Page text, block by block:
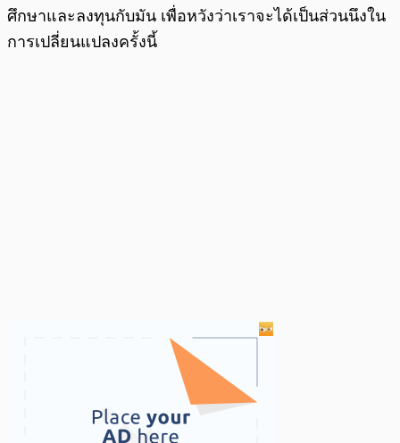
ศึกษาและลงทุนกับมัน เพื่อหวังว่าเราจะได้เป็นส่วนนึงใน
การเปลี่ยนแปลงครั้งนี้